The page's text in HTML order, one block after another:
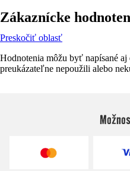
Zákaznícke
Preskočiť oblasť
Hodnotenia môžu byť napísané
preukázateľne nepoužili alebo